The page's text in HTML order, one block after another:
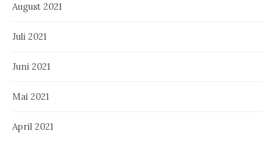
August 2021
Juli 2021
Juni 2021
Mai 2021
April 2021